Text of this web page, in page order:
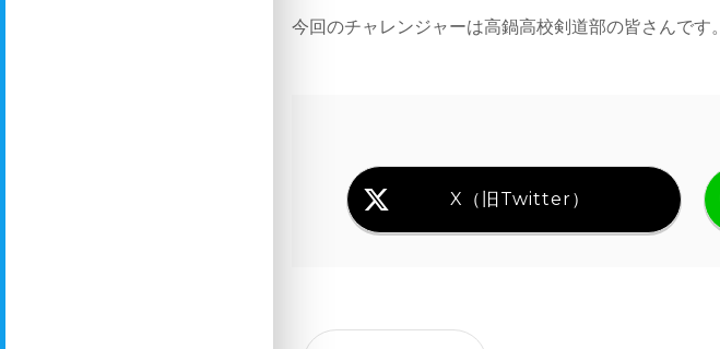
今回のチャレンジャーは高鍋高校剣道部の皆さんです。
X（旧Twitter）